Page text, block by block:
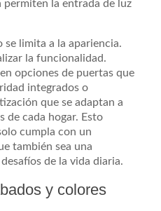
la entrada de luz
se limita a la apariencia.
la funcionalidad.
opciones de puertas que
integrados o
que se adaptan a
de cada hogar. Esto
cumpla con un
también sea una
de la vida diaria.
y colores